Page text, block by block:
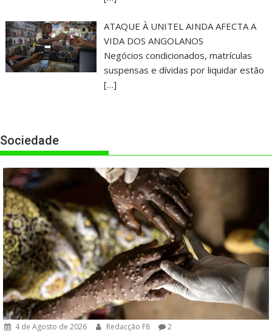
ATAQUE À UNITEL AINDA AFECTA A
VIDA DOS ANGOLANOS
Negócios condicionados, matrículas
suspensas e dívidas por liquidar estão
[…]
Sociedade
4 de Agosto de 2026 Redacção F8 2